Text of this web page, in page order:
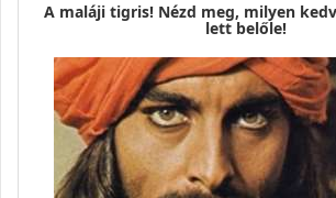
A maláji tigris! Nézd meg, milyen
lett belőle!